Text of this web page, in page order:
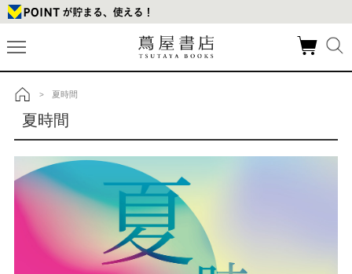
トップ
> 夏時間
夏時間